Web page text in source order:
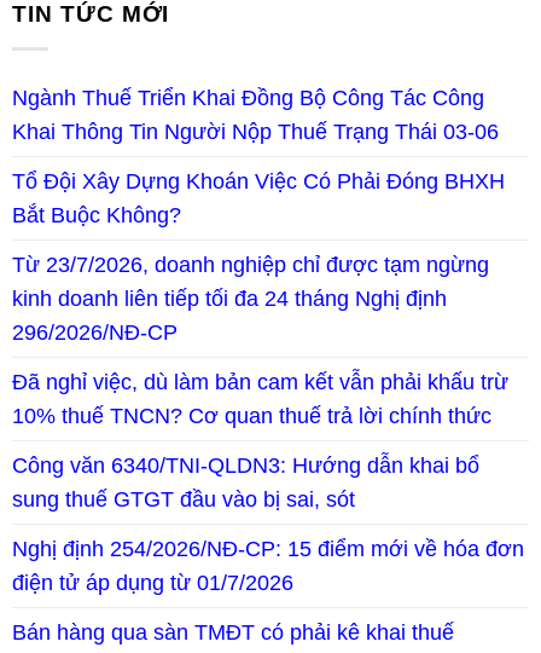
TIN TỨC MỚI
Ngành Thuế Triển Khai Đồng Bộ Công Tác Công
Khai Thông Tin Người Nộp Thuế Trạng Thái 03-06
Tổ Đội Xây Dựng Khoán Việc Có Phải Đóng BHXH
Bắt Buộc Không?
Từ 23/7/2026, doanh nghiệp chỉ được tạm ngừng
kinh doanh liên tiếp tối đa 24 tháng Nghị định
296/2026/NĐ-CP
Đã nghỉ việc, dù làm bản cam kết vẫn phải khấu trừ
10% thuế TNCN? Cơ quan thuế trả lời chính thức
Công văn 6340/TNI-QLDN3: Hướng dẫn khai bổ
sung thuế GTGT đầu vào bị sai, sót
Nghị định 254/2026/NĐ-CP: 15 điểm mới về hóa đơn
điện tử áp dụng từ 01/7/2026
Bán hàng qua sàn TMĐT có phải kê khai thuế